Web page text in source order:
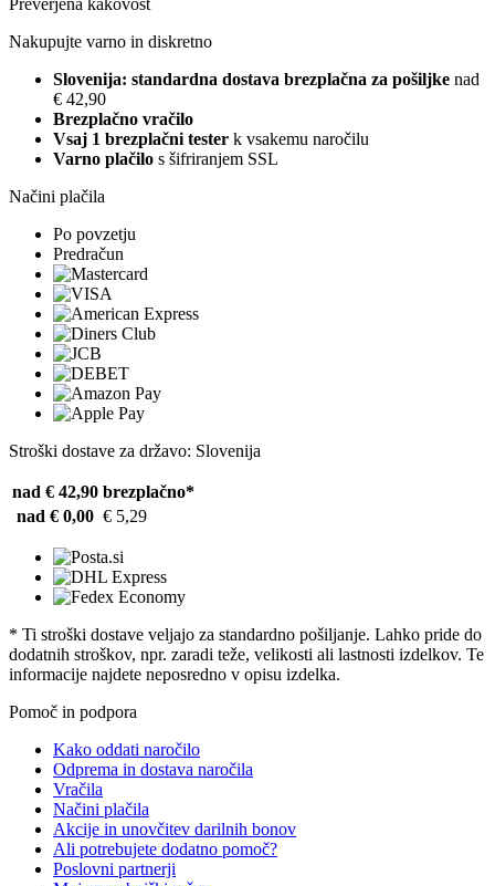
Preverjena kakovost
Nakupujte varno in diskretno
Slovenija: standardna dostava brezplačna za pošiljke nad
€ 42,90
Brezplačno vračilo
Vsaj 1 brezplačni tester k vsakemu naročilu
Varno plačilo s šifriranjem SSL
Načini plačila
Po povzetju
Predračun
Stroški dostave za državo: Slovenija
nad € 42,90 brezplačno*
nad € 0,00 € 5,29
* Ti stroški dostave veljajo za standardno pošiljanje. Lahko pride do
dodatnih stroškov, npr. zaradi teže, velikosti ali lastnosti izdelkov. Te
informacije najdete neposredno v opisu izdelka.
Pomoč in podpora
Kako oddati naročilo
Odprema in dostava naročila
Vračila
Načini plačila
Akcije in unovčitev darilnih bonov
Ali potrebujete dodatno pomoč?
Poslovni partnerji